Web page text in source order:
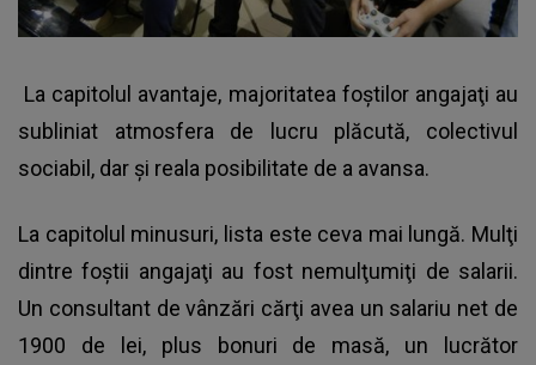
La capitolul avantaje, majoritatea foştilor angajaţi au
subliniat atmosfera de lucru plăcută, colectivul
sociabil, dar şi reala posibilitate de a avansa.
La capitolul minusuri, lista este ceva mai lungă. Mulţi
dintre foştii angajaţi au fost nemulţumiţi de salarii.
Un consultant de vânzări cărţi avea un salariu net de
1900 de lei, plus bonuri de masă, un lucrător